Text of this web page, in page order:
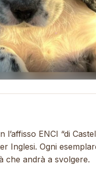
ENCI “di
Inglesi. Ogni
che andrà a svolgere.